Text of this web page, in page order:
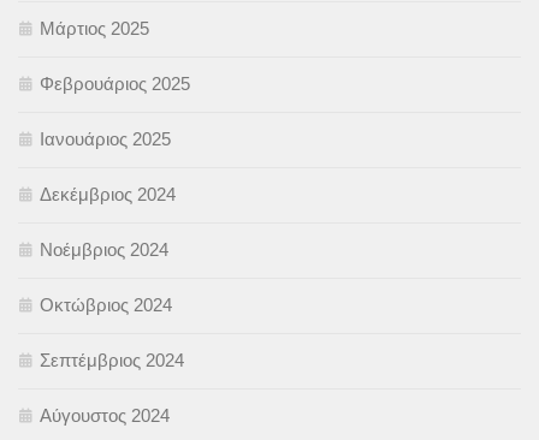
Μάρτιος 2025
Φεβρουάριος 2025
Ιανουάριος 2025
Δεκέμβριος 2024
Νοέμβριος 2024
Οκτώβριος 2024
Σεπτέμβριος 2024
Αύγουστος 2024